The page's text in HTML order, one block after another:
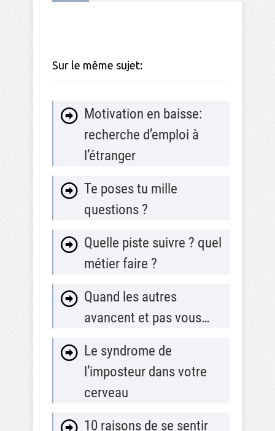
Sur le même sujet:
Motivation en baisse:
recherche d’emploi à
l’étranger
Te poses tu mille
questions ?
Quelle piste suivre ? quel
métier faire ?
Quand les autres
avancent et pas vous…
Le syndrome de
l’imposteur dans votre
cerveau
10 raisons de se sentir